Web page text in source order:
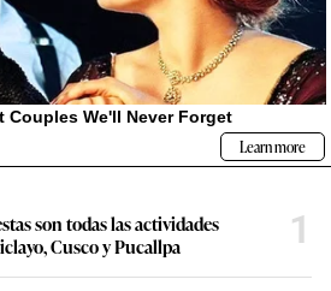
son todas las actividades
Cusco y Pucallpa
1